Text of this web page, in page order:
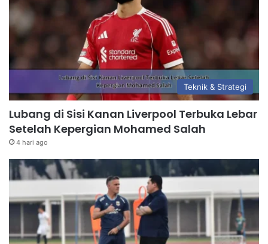
Teknik & Strategi
Lubang di Sisi Kanan Liverpool Terbuka Lebar
Setelah Kepergian Mohamed Salah
4 hari ago